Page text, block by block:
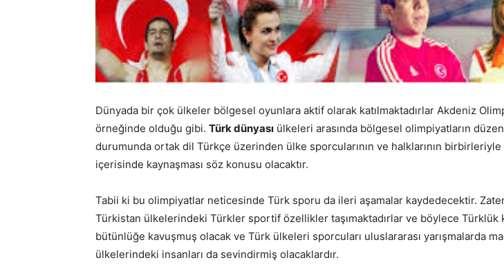
Dünyada bir çok ülkeler bölgesel oyunlara aktif olarak katılmaktadırlar Akdeniz
örneğinde olduğu gibi. Türk dünyası ülkeleri arasında bölgesel olimpiyatların
durumunda ortak dil Türkçe üzerinden ülke sporcularının ve halklarının birbirleriyle
içerisinde kaynaşması söz konusu olacaktır.
Tabii ki bu olimpiyatlar neticesinde Türk sporu da ileri aşamalar kaydedecektir.
Türkistan ülkelerindeki Türkler sportif özellikler taşımaktadırlar ve böylece Türklük
bütünlüğe kavuşmuş olacak ve Türk ülkeleri sporcuları uluslararası yarışmalarda
ülkelerindeki insanları da sevindirmiş olacaklardır.